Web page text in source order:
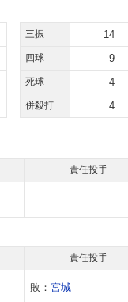
三振 14
四球 9
死球 4
併殺打 4
責任投手
責任投手
敗： 宮城